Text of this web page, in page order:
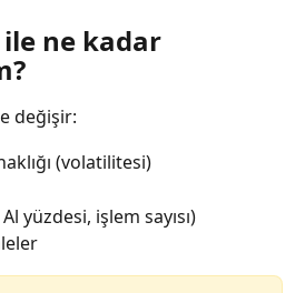
ne kadar
değişir:
(volatilitesi)
yüzdesi, işlem sayısı)